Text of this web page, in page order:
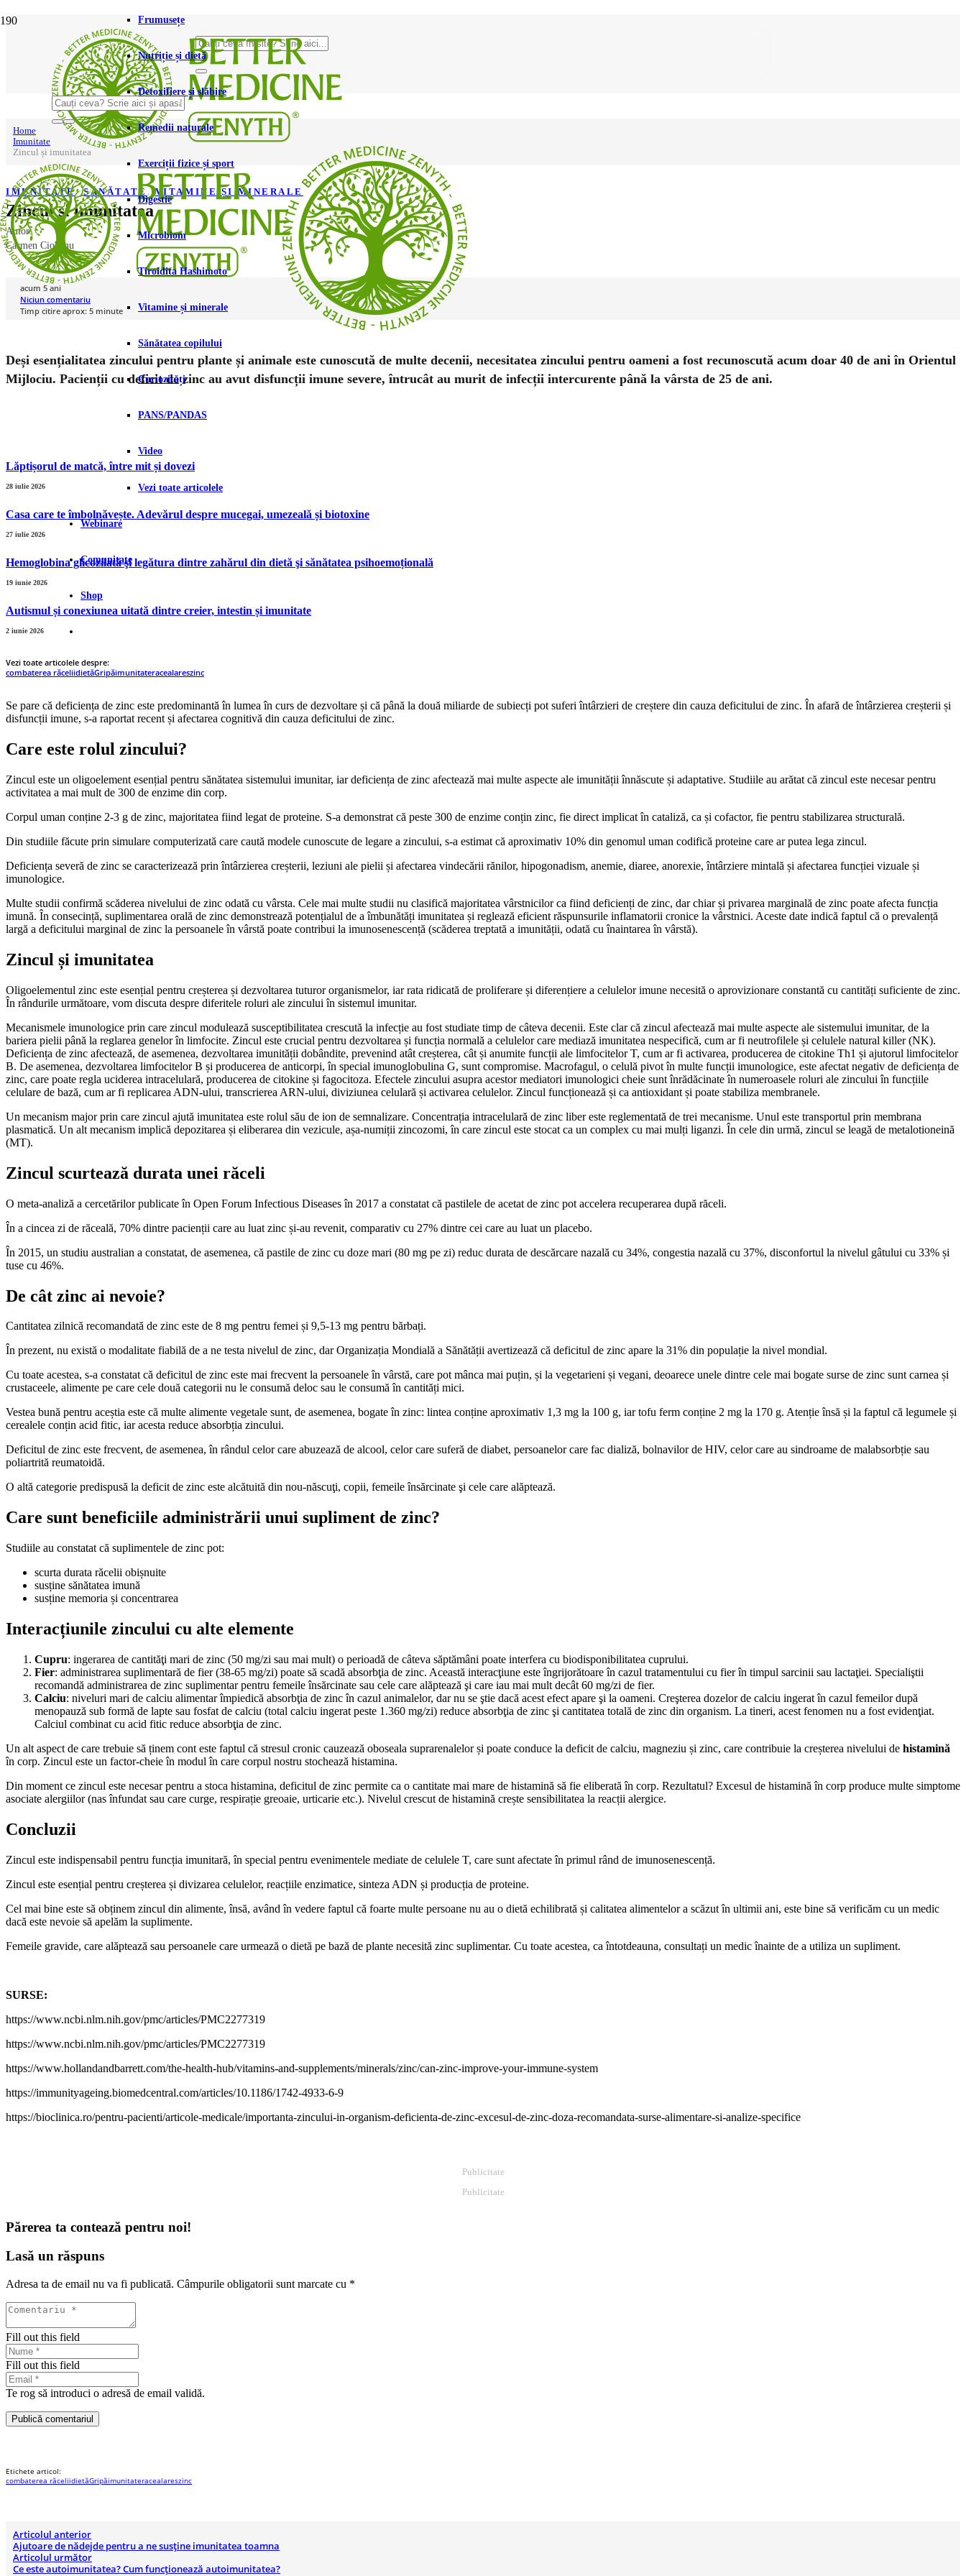
Frumusețe
Nutriție și dietă
Detoxifiere și slăbire
Remedii naturale
Exerciții fizice și sport
Digestie
Microbiom
Tiroidita Hashimoto
Vitamine și minerale
Sănătatea copilului
Curiozități
PANS/PANDAS
Video
Vezi toate articolele
Webinare
Comunitate
Shop
Home
Imunitate
Zincul și imunitatea
IMUNITATE,SĂNĂTATE , VITAMINE ȘI MINERALE
Zincul și imunitatea
Autor:
Carmen Ciobanu
acum 5 ani
Niciun comentariu
Timp citire aprox: 5 minute
Deși esențialitatea zincului pentru plante și animale este cunoscută de multe decenii, necesitatea zincului pentru oameni a fost recunoscută acum doar 40 de ani în Orientul
Mijlociu. Pacienții cu deficit de zinc au avut disfuncții imune severe, întrucât au murit de infecții intercurente până la vârsta de 25 de ani.
Lăptișorul de matcă, între mit și dovezi
28 iulie 2026
Casa care te îmbolnăvește. Adevărul despre mucegai, umezeală și biotoxine
27 iulie 2026
Hemoglobina glicozilată şi legătura dintre zahărul din dietă şi sănătatea psihoemoțională
19 iunie 2026
Autismul și conexiunea uitată dintre creier, intestin și imunitate
2 iunie 2026
Vezi toate articolele despre:
combaterea răceliidietăGripăimunitateracealareszinc
Se pare că deficiența de zinc este predominantă în lumea în curs de dezvoltare și că până la două miliarde de subiecți pot suferi întârzieri de creștere din cauza deficitului de zinc. În afară de întârzierea creșterii și
disfuncții imune, s-a raportat recent și afectarea cognitivă din cauza deficitului de zinc.
Care este rolul zincului?
Zincul este un oligoelement esențial pentru sănătatea sistemului imunitar, iar deficiența de zinc afectează mai multe aspecte ale imunității înnăscute și adaptative. Studiile au arătat că zincul este necesar pentru
activitatea a mai mult de 300 de enzime din corp.
Corpul uman conține 2-3 g de zinc, majoritatea fiind legat de proteine. S-a demonstrat că peste 300 de enzime conțin zinc, fie direct implicat în cataliză, ca și cofactor, fie pentru stabilizarea structurală.
Din studiile făcute prin simulare computerizată care caută modele cunoscute de legare a zincului, s-a estimat că aproximativ 10% din genomul uman codifică proteine care ar putea lega zincul.
Deficiența severă de zinc se caracterizează prin întârzierea creșterii, leziuni ale pielii și afectarea vindecării rănilor, hipogonadism, anemie, diaree, anorexie, întârziere mintală și afectarea funcției vizuale și
imunologice.
Multe studii confirmă scăderea nivelului de zinc odată cu vârsta. Cele mai multe studii nu clasifică majoritatea vârstnicilor ca fiind deficienți de zinc, dar chiar și privarea marginală de zinc poate afecta funcția
imună. În consecință, suplimentarea orală de zinc demonstrează potențialul de a îmbunătăți imunitatea și reglează eficient răspunsurile inflamatorii cronice la vârstnici. Aceste date indică faptul că o prevalență
largă a deficitului marginal de zinc la persoanele în vârstă poate contribui la imunosenescență (scăderea treptată a imunității, odată cu înaintarea în vârstă).
Zincul și imunitatea
Oligoelementul zinc este esențial pentru creșterea și dezvoltarea tuturor organismelor, iar rata ridicată de proliferare și diferențiere a celulelor imune necesită o aprovizionare constantă cu cantități suficiente de zinc.
În rândurile următoare, vom discuta despre diferitele roluri ale zincului în sistemul imunitar.
Mecanismele imunologice prin care zincul modulează susceptibilitatea crescută la infecție au fost studiate timp de câteva decenii. Este clar că zincul afectează mai multe aspecte ale sistemului imunitar, de la
bariera pielii până la reglarea genelor în limfocite. Zincul este crucial pentru dezvoltarea și funcția normală a celulelor care mediază imunitatea nespecifică, cum ar fi neutrofilele și celulele natural killer (NK).
Deficiența de zinc afectează, de asemenea, dezvoltarea imunității dobândite, prevenind atât creșterea, cât și anumite funcții ale limfocitelor T, cum ar fi activarea, producerea de citokine Th1 și ajutorul limfocitelor
B. De asemenea, dezvoltarea limfocitelor B și producerea de anticorpi, în special imunoglobulina G, sunt compromise. Macrofagul, o celulă pivot în multe funcții imunologice, este afectat negativ de deficiența de
zinc, care poate regla uciderea intracelulară, producerea de citokine și fagocitoza. Efectele zincului asupra acestor mediatori imunologici cheie sunt înrădăcinate în numeroasele roluri ale zincului în funcțiile
celulare de bază, cum ar fi replicarea ADN-ului, transcrierea ARN-ului, diviziunea celulară și activarea celulelor. Zincul funcționează și ca antioxidant și poate stabiliza membranele.
Un mecanism major prin care zincul ajută imunitatea este rolul său de ion de semnalizare. Concentrația intracelulară de zinc liber este reglementată de trei mecanisme. Unul este transportul prin membrana
plasmatică. Un alt mecanism implică depozitarea și eliberarea din vezicule, așa-numiții zincozomi, în care zincul este stocat ca un complex cu mai mulți liganzi. În cele din urmă, zincul se leagă de metalotioneină
(MT).
Zincul scurtează durata unei răceli
O meta-analiză a cercetărilor publicate în Open Forum Infectious Diseases în 2017 a constatat că pastilele de acetat de zinc pot accelera recuperarea după răceli.
În a cincea zi de răceală, 70% dintre pacienții care au luat zinc și-au revenit, comparativ cu 27% dintre cei care au luat un placebo.
În 2015, un studiu australian a constatat, de asemenea, că pastile de zinc cu doze mari (80 mg pe zi) reduc durata de descărcare nazală cu 34%, congestia nazală cu 37%, disconfortul la nivelul gâtului cu 33% și
tuse cu 46%.
De cât zinc ai nevoie?
Cantitatea zilnică recomandată de zinc este de 8 mg pentru femei și 9,5-13 mg pentru bărbați.
În prezent, nu există o modalitate fiabilă de a ne testa nivelul de zinc, dar Organizația Mondială a Sănătății avertizează că deficitul de zinc apare la 31% din populație la nivel mondial.
Cu toate acestea, s-a constatat că deficitul de zinc este mai frecvent la persoanele în vârstă, care pot mânca mai puțin, și la vegetarieni și vegani, deoarece unele dintre cele mai bogate surse de zinc sunt carnea și
crustaceele, alimente pe care cele două categorii nu le consumă deloc sau le consumă în cantități mici.
Vestea bună pentru aceștia este că multe alimente vegetale sunt, de asemenea, bogate în zinc: lintea conține aproximativ 1,3 mg la 100 g, iar tofu ferm conține 2 mg la 170 g. Atenție însă și la faptul că legumele și
cerealele conțin acid fitic, iar acesta reduce absorbția zincului.
Deficitul de zinc este frecvent, de asemenea, în rândul celor care abuzează de alcool, celor care suferă de diabet, persoanelor care fac dializă, bolnavilor de HIV, celor care au sindroame de malabsorbție sau
poliartrită reumatoidă.
O altă categorie predispusă la deficit de zinc este alcătuită din nou-născuţi, copii, femeile însărcinate şi cele care alăptează.
Care sunt beneficiile administrării unui supliment de zinc?
Studiile au constatat că suplimentele de zinc pot:
scurta durata răcelii obișnuite
susține sănătatea imună
susține memoria și concentrarea
Interacțiunile zincului cu alte elemente
Cupru: ingerarea de cantităţi mari de zinc (50 mg/zi sau mai mult) o perioadă de câteva săptămâni poate interfera cu biodisponibilitatea cuprului.
Fier: administrarea suplimentară de fier (38-65 mg/zi) poate să scadă absorbţia de zinc. Această interacţiune este îngrijorătoare în cazul tratamentului cu fier în timpul sarcinii sau lactaţiei. Specialiştii
recomandă administrarea de zinc suplimentar pentru femeile însărcinate sau cele care alăptează şi care iau mai mult decât 60 mg/zi de fier.
Calciu: niveluri mari de calciu alimentar împiedică absorbţia de zinc în cazul animalelor, dar nu se ştie dacă acest efect apare şi la oameni. Creşterea dozelor de calciu ingerat în cazul femeilor după
menopauză sub formă de lapte sau fosfat de calciu (total calciu ingerat peste 1.360 mg/zi) reduce absorbţia de zinc şi cantitatea totală de zinc din organism. La tineri, acest fenomen nu a fost evidenţiat.
Calciul combinat cu acid fitic reduce absorbţia de zinc.
Un alt aspect de care trebuie să ținem cont este faptul că stresul cronic cauzează oboseala suprarenalelor și poate conduce la deficit de calciu, magneziu și zinc, care contribuie la creșterea nivelului de histamină
în corp. Zincul este un factor-cheie în modul în care corpul nostru stochează histamina.
Din moment ce zincul este necesar pentru a stoca histamina, deficitul de zinc permite ca o cantitate mai mare de histamină să fie eliberată în corp. Rezultatul? Excesul de histamină în corp produce multe simptome
asociate alergiilor (nas înfundat sau care curge, respirație greoaie, urticarie etc.). Nivelul crescut de histamină crește sensibilitatea la reacții alergice.
Concluzii
Zincul este indispensabil pentru funcția imunitară, în special pentru evenimentele mediate de celulele T, care sunt afectate în primul rând de imunosenescență.
Zincul este esențial pentru creșterea și divizarea celulelor, reacțiile enzimatice, sinteza ADN și producția de proteine.
Cel mai bine este să obținem zincul din alimente, însă, având în vedere faptul că foarte multe persoane nu au o dietă echilibrată și calitatea alimentelor a scăzut în ultimii ani, este bine să verificăm cu un medic
dacă este nevoie să apelăm la suplimente.
Femeile gravide, care alăptează sau persoanele care urmează o dietă pe bază de plante necesită zinc suplimentar. Cu toate acestea, ca întotdeauna, consultați un medic înainte de a utiliza un supliment.
SURSE:
https://www.ncbi.nlm.nih.gov/pmc/articles/PMC2277319
https://www.ncbi.nlm.nih.gov/pmc/articles/PMC2277319
https://www.hollandandbarrett.com/the-health-hub/vitamins-and-supplements/minerals/zinc/can-zinc-improve-your-immune-system
https://immunityageing.biomedcentral.com/articles/10.1186/1742-4933-6-9
https://bioclinica.ro/pentru-pacienti/articole-medicale/importanta-zincului-in-organism-deficienta-de-zinc-excesul-de-zinc-doza-recomandata-surse-alimentare-si-analize-specifice
Publicitate
Publicitate
Părerea ta contează pentru noi!
Lasă un răspuns
Adresa ta de email nu va fi publicată. Câmpurile obligatorii sunt marcate cu *
Fill out this field
Fill out this field
Te rog să introduci o adresă de email validă.
Publică comentariul
Etichete articol:
combaterea răceliidietăGripăimunitateracealareszinc
Articolul anterior
Ajutoare de nădejde pentru a ne susține imunitatea toamna
Articolul următor
Ce este autoimunitatea? Cum funcționează autoimunitatea?